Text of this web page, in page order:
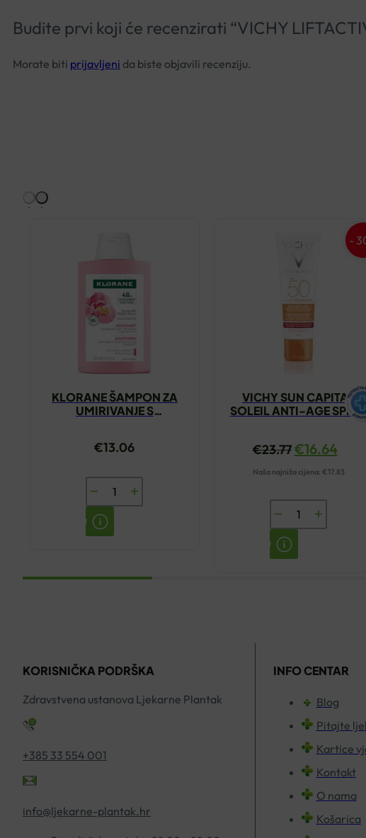
Budite prvi koji će recenzirati “VICHY
Morate biti prijavljeni da biste objavili recenziju.
KLORANE ŠAMPON ZA
UMIRIVANJE S
€13.06
KLORANE
ŠAMPON
ZA
VICHY SUN CAPITAL
SOLEIL ANTI-AGE
-
€23.77€16.64
Naša najniža cijena: €17.83
VICHY
SUN
CAPITAL
količina
KORISNIČKA PODRŠKA
Zdravstvena ustanova Ljekarne Plantak
+385 33 554 001
info@ljekarne-plantak.hr
INFO CENTAR
Blog
Pitajte
Kartice
Kontakt
O nama
Košarica